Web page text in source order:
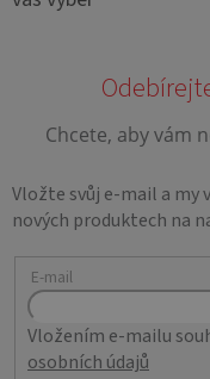
Vložte svůj e-mail a my
nových produktech na
E-mail
Vložením e-mailu
osobních údajů